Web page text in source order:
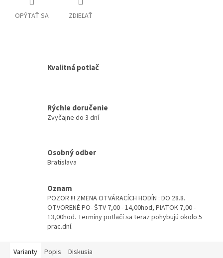
OPÝTAŤ SA ZDIEĽAŤ
Kvalitná potlač
Rýchle doručenie
Zvyčajne do 3 dní
Osobný odber
Bratislava
Oznam
POZOR !!! ZMENA OTVÁRACÍCH HODÍN : DO 28.8.
OTVORENÉ PO- ŠTV 7,00 - 14,00hod, PIATOK 7,00 -
13,00hod. Termíny potlačí sa teraz pohybujú okolo 5
prac.dní.
Varianty Popis Diskusia